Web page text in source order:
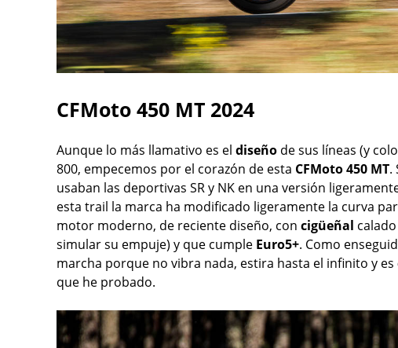
CFMoto 450 MT 2024
Aunque lo más llamativo es el diseño de sus líneas (y
800, empecemos por el corazón de esta CFMoto 450 MT.
usaban las deportivas SR y NK en una versión
esta trail la marca ha modificado ligeramente la curva
motor moderno, de reciente diseño, con cigüeñal
simular su empuje) y que cumple Euro5+. Como
marcha porque no vibra nada, estira hasta el infinito y es
que he probado.